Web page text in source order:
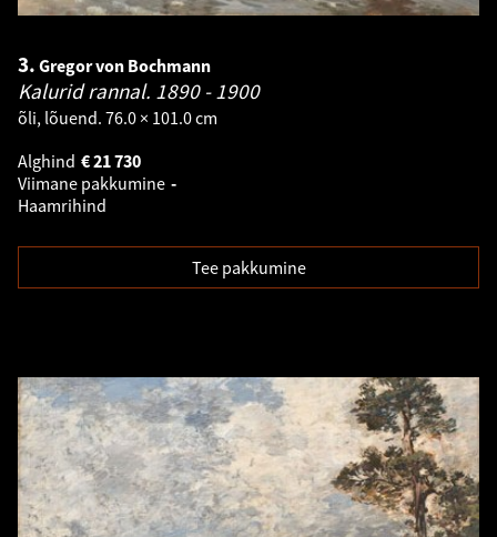
3. Gregor von Bochmann
Kalurid rannal. 1890 - 1900
õli, lõuend. 76.0 × 101.0 cm
Alghind
21 730
€
Viimane pakkumine -
Haamrihind
Tee pakkumine